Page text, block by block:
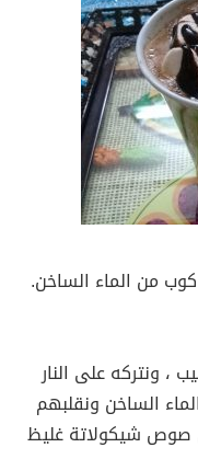
من الماء الساخن.
، ونتركه على النار
الساخن ونقلبهم
صوص شيكولاتة غليظ